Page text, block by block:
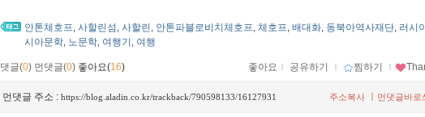
안톤체호프, 사할린섬 , 사할린 , 안톤파블로비치체호프, 체호프, 배대화, 동북아역사재단, 러시
시아문학, 노문학, 여행기 , 여행
댓글(0) 먼댓글(0) 좋아요(16) 좋아요 ｌ 공유하기 ｌ 찜하기 ｌ
먼댓글 주소 : https://blog.aladin.co.kr/trackback/790598133/16127931 먼댓글바로
주소복사